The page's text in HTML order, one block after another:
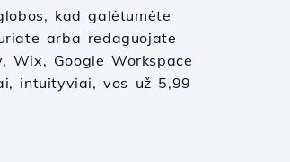
kad galėtumėte
arba redaguojate
Wix, Google Workspace
intuityviai, vos už 5,99